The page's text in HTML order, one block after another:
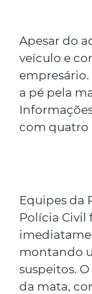
Apesar do
veículo e
empresário.
a pé pela
com quatro
Equipes da
Polícia Civil
montando
suspeitos.
da mata,